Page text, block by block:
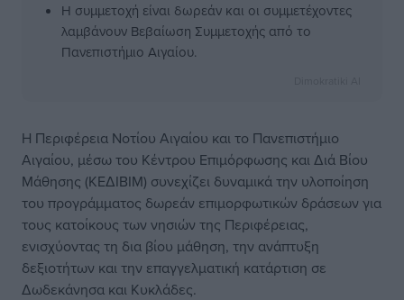
Η συμμετοχή είναι δωρεάν και οι συμμετέχοντες
λαμβάνουν Βεβαίωση Συμμετοχής από το
Πανεπιστήμιο Αιγαίου.
Η Περιφέρεια Νοτίου Αιγαίου και το Πανεπιστήμιο
Αιγαίου, μέσω του Κέντρου Επιμόρφωσης και Διά Βίου
Μάθησης (ΚΕΔΙΒΙΜ) συνεχίζει δυναμικά την υλοποίηση
του προγράμματος δωρεάν επιμορφωτικών δράσεων για
τους κατοίκους των νησιών της Περιφέρειας,
ενισχύοντας τη δια βίου μάθηση, την ανάπτυξη
δεξιοτήτων και την επαγγελματική κατάρτιση σε
Δωδεκάνησα και Κυκλάδες.